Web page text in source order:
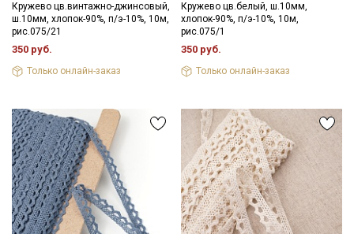
Кружево цв.винтажно-джинсовый,
ш.10мм, хлопок-90%, п/э-10%, 10м,
рис.075/21
350 руб.
Только онлайн-заказ
Кружево цв.белый, ш.10мм,
хлопок-90%, п/э-10%, 10м,
рис.075/1
350 руб.
Только онлайн-заказ